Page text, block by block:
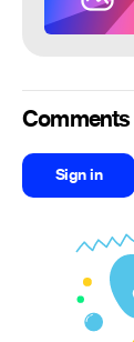
Comments
Sign in